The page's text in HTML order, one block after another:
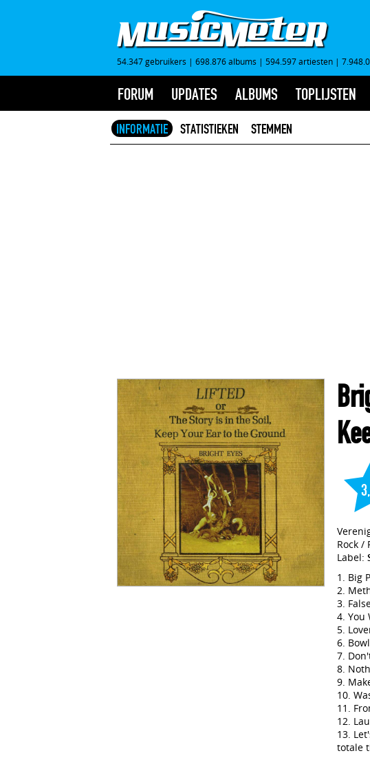
54.347 gebruikers | 698.876 albums | 594.597 artiesten |
FORUM UPDATES ALBUMS TOPLIJSTEN
INFORMATIE STATISTIEKEN STEMMEN
Rock /
Label:
Big
You
totale